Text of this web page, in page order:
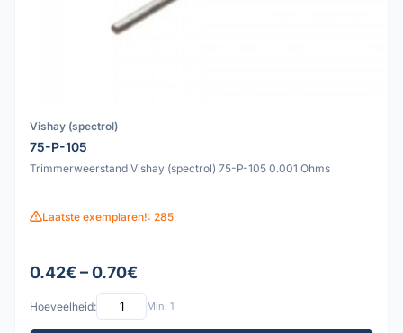
Vishay (spectrol)
75-P-105
Trimmerweerstand Vishay (spectrol) 75-P-105 0.001 Ohms
Laatste exemplaren!: 285
0.42€ – 0.70€
Hoeveelheid: Min: 1